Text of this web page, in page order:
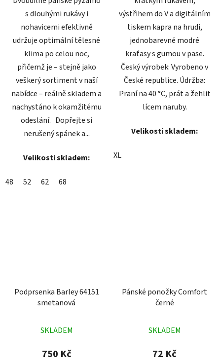
s dlouhými rukávy i
nohavicemi efektivně
udržuje optimální tělesné
klima po celou noc,
přičemž je – stejně jako
veškerý sortiment v naší
nabídce – reálně skladem a
nachystáno k okamžitému
odeslání. Dopřejte si
nerušený spánek a...
Velikosti skladem:
48 52 62 68
výstřihem do V a digitálním
tiskem kapra na hrudi,
jednobarevné modré
kraťasy s gumou v pase.
Český výrobek: Vyrobeno v
České republice. Údržba:
Praní na 40 °C, prát a žehlit
lícem naruby.
Velikosti skladem:
XL
Podprsenka Barley 64151
smetanová
hodnocení
produktu
SKLADEM
750 Kč
Pánské ponožky Comfort
černé
hodnocení
produktu
SKLADEM
72 Kč